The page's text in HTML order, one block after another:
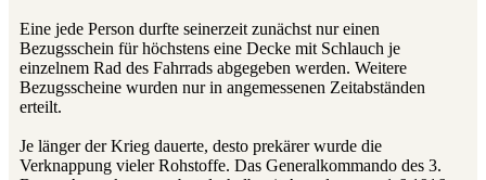
Eine jede Person durfte seinerzeit zunächst nur einen
Bezugsschein für höchstens eine Decke mit Schlauch je
einzelnem Rad des Fahrrads abgegeben werden. Weitere
Bezugsscheine wurden nur in angemessenen Zeitabständen
erteilt.
Je länger der Krieg dauerte, desto prekärer wurde die
Verknappung vieler Rohstoffe. Das Generalkommando des 3.